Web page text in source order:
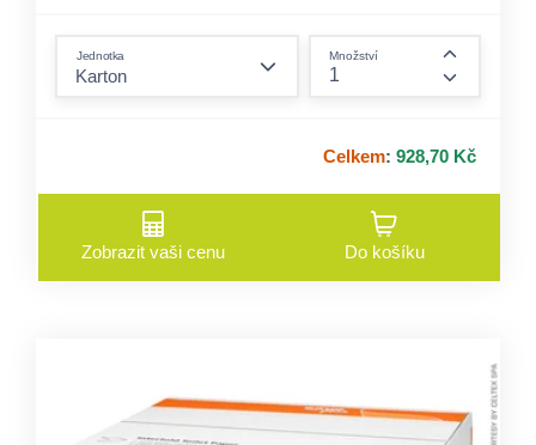
Jednotka Množství
Celkem: 928,70 Kč
Zobrazit vaši cenu Do košíku